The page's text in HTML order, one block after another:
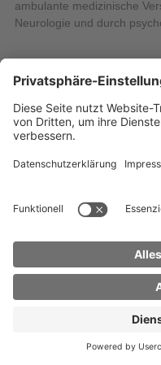
ambulante medizinische
Neurologie und durch
Startseite